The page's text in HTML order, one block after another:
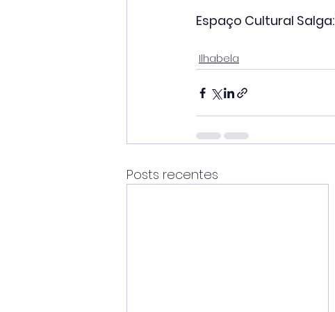
Espaço Cultural Salga:
Ilhabela
Posts recentes